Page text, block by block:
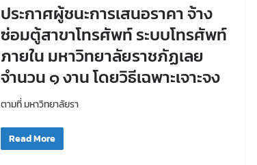
ประกาศผู้ชนะการเสนอราคา จ้าง
ซ่อมตู้สาขาโทรศัพท์ ระบบโทรศัพท์
ภายใน มหาวิทยาลัยราชภัฏเลย
จำนวน ๑ งาน โดยวิธีเฉพาะเจาะจง
ตามที่ มหาวิทยาลัยรา
Read More